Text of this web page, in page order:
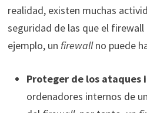
realidad, existen muchas
seguridad de las que el
ejemplo, un firewallno puede
Proteger de los ataques
ordenadores internos de